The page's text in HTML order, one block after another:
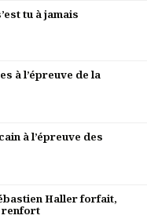
tu à jamais
à l’épreuve de la
à l’épreuve des
Haller forfait,
renfort